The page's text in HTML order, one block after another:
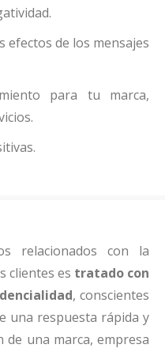
efectos de los mensajes
para tu marca,
relacionados con la
clientes es tratado con
, conscientes
una respuesta rápida y
de una marca, empresa